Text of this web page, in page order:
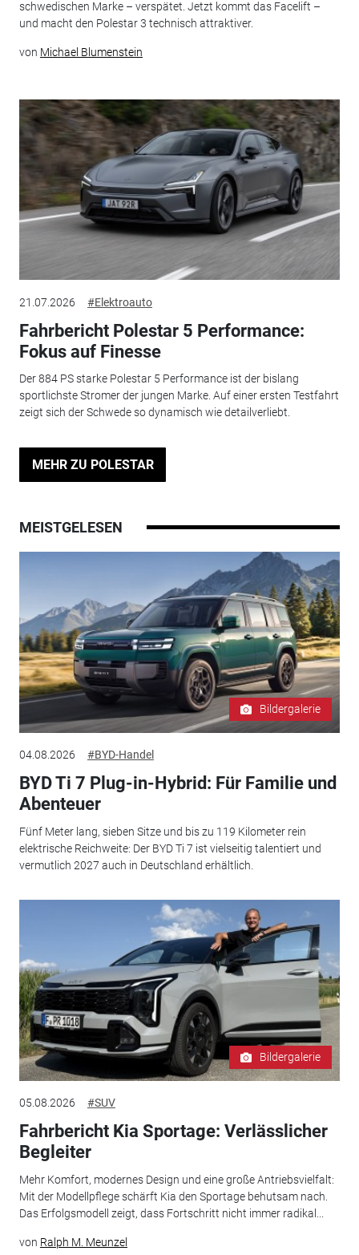
schwedischen Marke – verspätet. Jetzt kommt das Facelift –
und macht den Polestar 3 technisch attraktiver.
von Michael Blumenstein
21.07.2026 #Elektroauto
Fahrbericht Polestar 5 Performance:
Fokus auf Finesse
Der 884 PS starke Polestar 5 Performance ist der bislang
sportlichste Stromer der jungen Marke. Auf einer ersten Testfahrt
zeigt sich der Schwede so dynamisch wie detailverliebt.
MEHR ZU POLESTAR
MEISTGELESEN
Bildergalerie
04.08.2026 #BYD-Handel
BYD Ti 7 Plug-in-Hybrid: Für Familie und
Abenteuer
Fünf Meter lang, sieben Sitze und bis zu 119 Kilometer rein
elektrische Reichweite: Der BYD Ti 7 ist vielseitig talentiert und
vermutlich 2027 auch in Deutschland erhältlich.
Bildergalerie
05.08.2026 #SUV
Fahrbericht Kia Sportage: Verlässlicher
Begleiter
Mehr Komfort, modernes Design und eine große Antriebsvielfalt:
Mit der Modellpflege schärft Kia den Sportage behutsam nach.
Das Erfolgsmodell zeigt, dass Fortschritt nicht immer radikal...
von Ralph M. Meunzel